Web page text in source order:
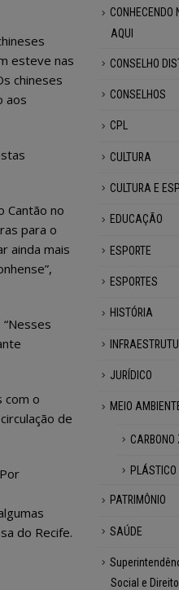
esteve nas
chineses
aos
Cantão no
para o
ainda mais
com o
de
do Recife.
CONHECENDO
AQUI
CONSELHO
CONSELHOS
CPL
CULTURA
CULTURA E
EDUCAÇÃO
ESPORTE
ESPORTES
HISTÓRIA
JURÍDICO
MEIO
CARBONO
PLÁSTICO
PATRIMÔNIO
SAÚDE
Social e